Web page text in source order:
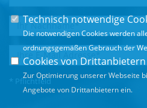
* Pflichtfeld
Technisch notwendige
Die notwendigen Cookies werden
ordnungsgemäßen Gebrauch der
Cookies von Drittanbietern
Zur Optimierung unserer Webseite
Angebote von Drittanbietern ein.